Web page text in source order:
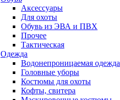
Аксессуары
Для охоты
Обувь из ЭВА и ПВХ
Прочее
Тактическая
Одежда
Водонепроницаемая одежда
Головные уборы
Костюмы для охоты
Кофты, свитера